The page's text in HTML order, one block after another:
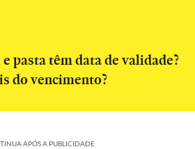
pasta têm data de validade?
do vencimento?
APÓS A PUBLICIDADE